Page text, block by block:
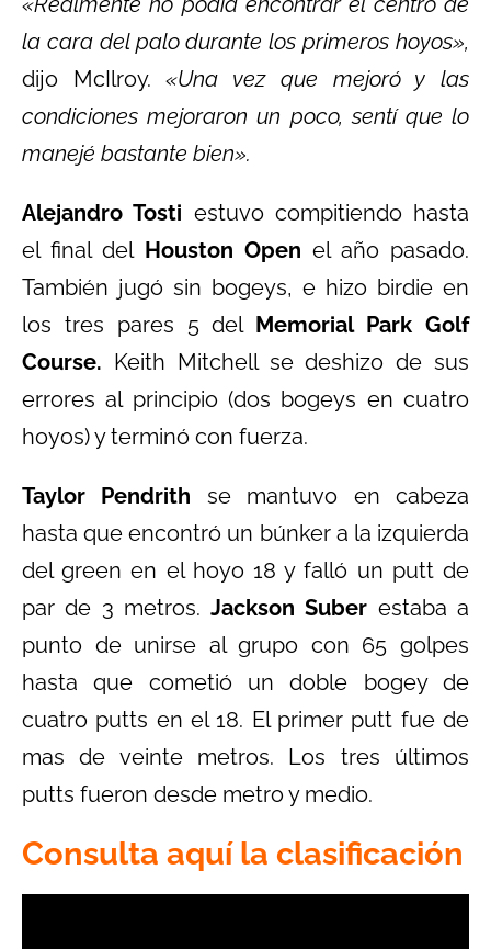
la cara del palo durante los primeros hoyos»,
dijo McIlroy.«Una vez que mejoró y las
condiciones mejoraron un poco, sentí que lo
manejé bastante bien».
Alejandro Tosti estuvo compitiendo hasta
el final delHouston Open el año pasado.
También jugó sin bogeys, e hizo birdie en
los tres pares 5 del Memorial Park Golf
Course. Keith Mitchell se deshizo de sus
errores al principio (dos bogeys en cuatro
hoyos) y terminó con fuerza.
Taylor Pendrith se mantuvo en cabeza
hasta que encontró un búnker a la izquierda
del green en el hoyo 18 y falló un putt de
par de 3 metros.Jackson Suber estaba a
punto de unirse al grupo con 65 golpes
hasta que cometió un doble bogey de
cuatro putts en el 18. El primer putt fue de
mas de veinte metros. Los tres últimos
putts fueron desde metro y medio.
Consulta aquí la clasificación